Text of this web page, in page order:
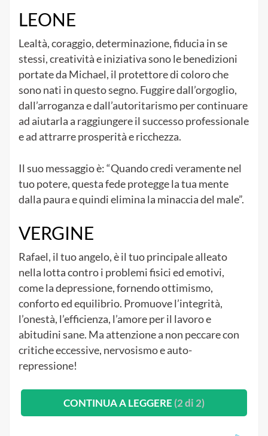
LEONE
Lealtà, coraggio, determinazione, fiducia in se
stessi, creatività e iniziativa sono le benedizioni
portate da Michael, il protettore di coloro che
sono nati in questo segno. Fuggire dall’orgoglio,
dall’arroganza e dall’autoritarismo per continuare
ad aiutarla a raggiungere il successo professionale
e ad attrarre prosperità e ricchezza.
Il suo messaggio è: “Quando credi veramente nel
tuo potere, questa fede protegge la tua mente
dalla paura e quindi elimina la minaccia del male”.
VERGINE
Rafael, il tuo angelo, è il tuo principale alleato
nella lotta contro i problemi fisici ed emotivi,
come la depressione, fornendo ottimismo,
conforto ed equilibrio. Promuove l’integrità,
l’onestà, l’efficienza, l’amore per il lavoro e
abitudini sane. Ma attenzione a non peccare con
critiche eccessive, nervosismo e auto-
repressione!
CONTINUA A LEGGERE (2 di 2)